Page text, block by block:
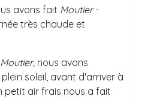
avons fait Moutier-
très chaude et
Moutier, nous avons
soleil, avant d'arriver à
petit air frais nous a fait